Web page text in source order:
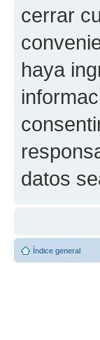
cerrar
haya
datos
Índice general